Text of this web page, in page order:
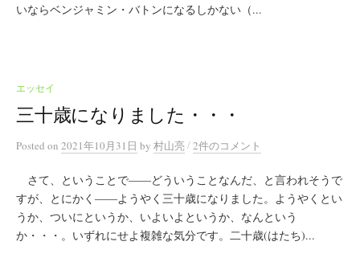
いならベンジャミン・バトンになるしかない（...
エッセイ
三十歳になりました・・・
Posted on 2021年10月31日 by 村山亮/2件のコメント
さて、ということで――どういうことなんだ、と言われそうで
すが、とにかく――ようやく三十歳になりました。ようやくとい
うか、ついにというか、いよいよというか、なんという
か・・・。いずれにせよ複雑な気分です。二十歳(はたち)...